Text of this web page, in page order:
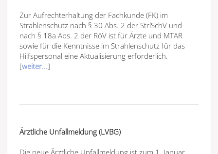
Zur Aufrechterhaltung der Fachkunde (FK) im
Strahlenschutz nach § 30 Abs. 2 der StrlSchV und
nach § 18a Abs. 2 der RöV ist für Ärzte und MTAR
sowie für die Kenntnisse im Strahlenschutz für das
Hilfspersonal eine Aktualisierung erforderlich.
[weiter...]
Ärztliche Unfallmeldung (LVBG)
Die neue Ärztliche Unfallmeldung ist zum 1. Januar